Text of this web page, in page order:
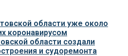
области уже около
коронавирусом
области создали
и судоремонта